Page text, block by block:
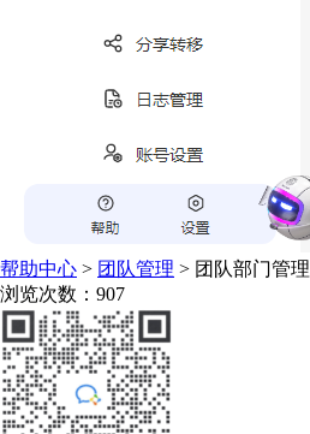
帮助中心 > 团队管理 > 团队部门管理
浏览次数：907